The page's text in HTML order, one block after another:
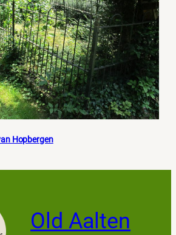
Hopbergen
Old Aalten